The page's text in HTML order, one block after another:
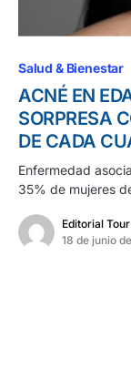
Salud & Bienestar
ACNÉ EN
SORPRESA
DE CADA
Enfermedad
35% de mujeres
Editorial
18 de junio